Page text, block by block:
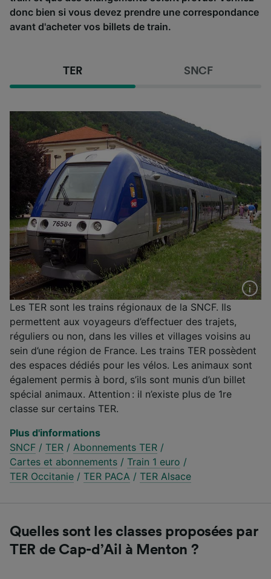
donc bien si vous devez prendre une correspondance
avant d'acheter vos billets de train.
TER SNCF
Les TER sont les trains régionaux de la SNCF. Ils
permettent aux voyageurs d’effectuer des trajets,
réguliers ou non, dans les villes et villages voisins au
sein d’une région de France. Les trains TER possèdent
des espaces dédiés pour les vélos. Les animaux sont
également permis à bord, s’ils sont munis d’un billet
spécial animaux. Attention : il n’existe plus de 1re
classe sur certains TER.
Plus d'informations
SNCF / TER / Abonnements TER /
Cartes et abonnements / Train 1 euro /
TER Occitanie / TER PACA / TER Alsace
Quelles sont les classes proposées par
TER de Cap-d’Ail à Menton ?